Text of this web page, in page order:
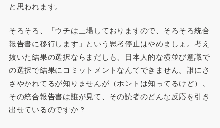
と思われます。
そろそろ、「ウチは上場しておりますので、そろそろ統合
報告書に移行します」という思考停止はやめましょ。考え
抜いた結果の選択ならまだしも、日本人的な横並び意識で
の選択で結果にコミットメントなんてできません。誰にさ
さやかれてるが知りませんが（ホントは知ってるけど）、
その統合報告書は誰が見て、その読者のどんな反応を引き
出せているのですか？